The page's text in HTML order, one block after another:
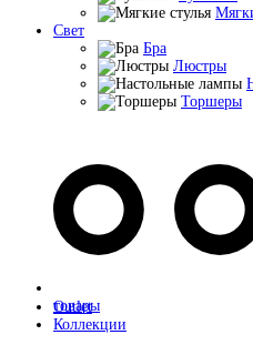
Свет
Бра
Люстры
Торшеры
товары
Outlet
Коллекции